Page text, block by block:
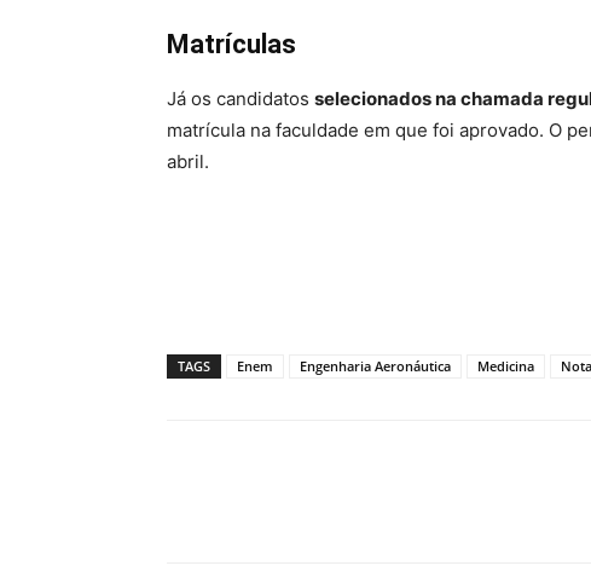
Matrículas
Já os candidatos selecionados na chamada
matrícula na faculdade em que foi aprovado. O
abril.
TAGS Enem Engenharia Aeronáutica Medicina